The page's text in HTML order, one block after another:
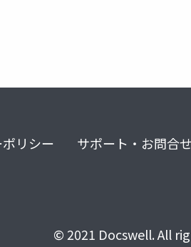
リシー サポート・お問合せ
© 2021 Docswell. All